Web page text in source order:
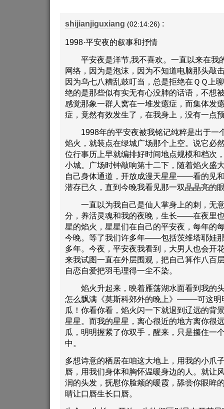
shijianjiguxiang (02:14:26) :
1998·平安夜的叙事和抒情
平安夜是洋节,我不喜欢。一直以来在我
网络，因为是泡沫，因为不知道电脑那头敲
因为乌七八糟乱鼓叮当，总是拒绝在ＱＱ上
绝的是那些似有实无有心没肺的话语，不想
感觉那象一群人窝在一堆发癔症，而集体发
症，竟然有效发生了，在我身上，没有一点
1998年的平安夜被我铭记纯粹是出于一
焰火，就装点在绿城广场那个上空。说它必
位行事历上早就编排好时间地点规模和档次
小城。广场时钟敲响第十二下，随着焰火盛
自己身体通道，开放成漫天星星——看的见
潜存已久，直到今晚我看见那一双晶晶亮的
一直以为我自己是仙人掌身上的刺，无
分，养活灵魂和我的夜晚，生长——在夜里
星的焰火，星星们在自己的平安夜，每年的
今晚。等了我们许多年——包括茨维塔耶娃
多年。今夜，平安夜我看到，大男人也会
来我试图一直在外层围观，把自己算作八百
自恋自爱把羽毛理得一尘不染。
焰火升起来，映着雁荡湖水面看到我的
怎么飘满《莫斯科郊外的晚上》——–可这明
瓜！你看你看，焰火闪一下就退到辽远的背
星星。而我的星星，离心很近的地方离你很
瓜，明明握紧了你双手，醒来，只是攥住一
中。
多想诗意的栖居在咱这大地上，用我的小爪
唇，用我们身体和胸怀温暖身边的人。就让
润的头发，抚慰你脸颊的暖霞，舔尝你眼眸
睛让口唇生长口唇。